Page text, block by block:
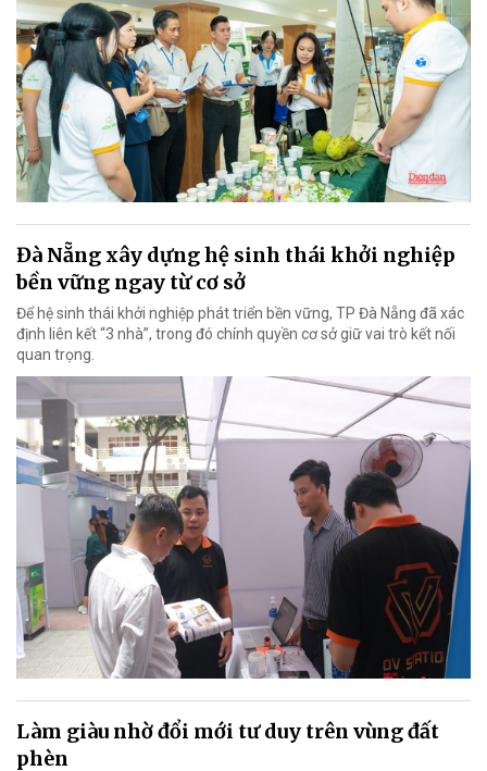
Đà Nẵng xây dựng hệ sinh thái khởi nghiệp
bền vững ngay từ cơ sở
Để hệ sinh thái khởi nghiệp phát triển bền vững, TP Đà Nẵng đã xác
định liên kết “3 nhà”, trong đó chính quyền cơ sở giữ vai trò kết nối
quan trọng.
Làm giàu nhờ đổi mới tư duy trên vùng đất
phèn